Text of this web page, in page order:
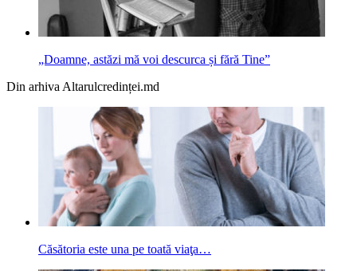
„Doamne, astăzi mă voi descurca și fără Tine”
Din arhiva Altarulcredinței.md
Căsătoria este una pe toată viaţa…